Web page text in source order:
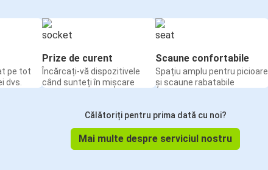
pe tot
dvs.
Prize de curent
Încărcați-vă dispozitivele
când sunteți în mișcare
Scaune confortabile
Spațiu amplu pentru picioare
și scaune rabatabile
Călătoriți pentru prima dată cu noi?
Mai multe despre serviciul nostru